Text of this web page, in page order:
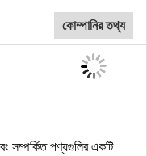
কোম্পানির তথ্য
সম্পর্কিত পণ্যগুলির একটি